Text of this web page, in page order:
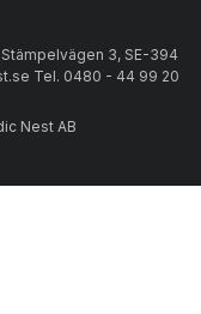
3, SE-394
Tel. 0480 - 44 99 20
Nest AB